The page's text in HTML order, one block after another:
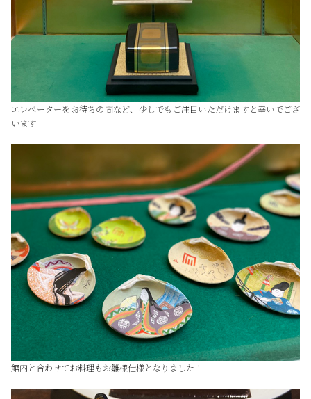
エレベーターをお待ちの間など、少しでもご注目いただけますと幸いでござ
います
館内と合わせてお料理もお雛様仕様となりました！